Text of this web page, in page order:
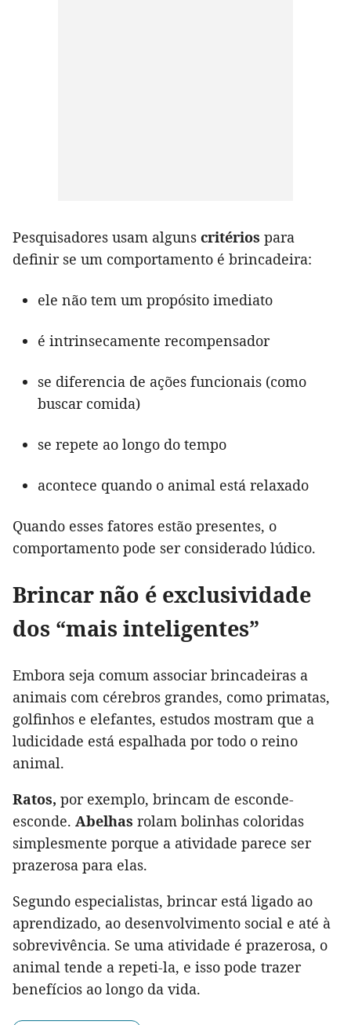
Pesquisadores usam alguns critérios para
definir se um comportamento é brincadeira:
ele não tem um propósito imediato
é intrinsecamente recompensador
se diferencia de ações funcionais (como
buscar comida)
se repete ao longo do tempo
acontece quando o animal está relaxado
Quando esses fatores estão presentes, o
comportamento pode ser considerado lúdico.
Brincar não é exclusividade
dos “mais inteligentes”
Embora seja comum associar brincadeiras a
animais com cérebros grandes, como primatas,
golfinhos e elefantes, estudos mostram que a
ludicidade está espalhada por todo o reino
animal.
Ratos, por exemplo, brincam de esconde-
esconde. Abelhas rolam bolinhas coloridas
simplesmente porque a atividade parece ser
prazerosa para elas.
Segundo especialistas, brincar está ligado ao
aprendizado, ao desenvolvimento social e até à
sobrevivência. Se uma atividade é prazerosa, o
animal tende a repeti-la, e isso pode trazer
benefícios ao longo da vida.